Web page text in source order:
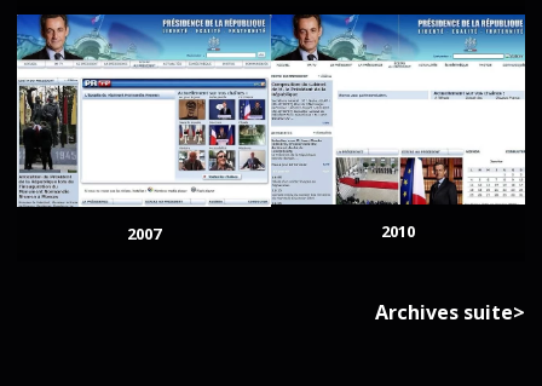
2007 2010
Archives suite>